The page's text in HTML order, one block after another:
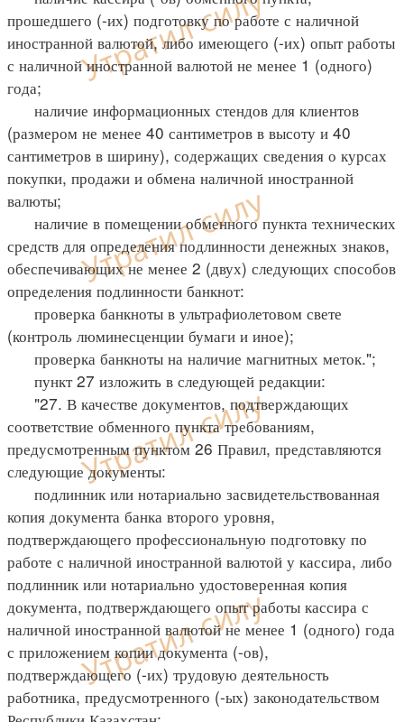
прошедшего (-их) подготовку по работе с наличной
иностранной валютой, либо имеющего (-их) опыт работы
с наличной иностранной валютой не менее 1 (одного)
года;
наличие информационных стендов для клиентов
(размером не менее 40 сантиметров в высоту и 40
сантиметров в ширину), содержащих сведения о курсах
покупки, продажи и обмена наличной иностранной
валюты;
наличие в помещении обменного пункта технических
средств для определения подлинности денежных знаков,
обеспечивающих не менее 2 (двух) следующих способов
определения подлинности банкнот:
проверка банкноты в ультрафиолетовом свете
(контроль люминесценции бумаги и иное);
проверка банкноты на наличие магнитных меток.";
пункт 27 изложить в следующей редакции:
"27. В качестве документов, подтверждающих
соответствие обменного пункта требованиям,
предусмотренным пунктом 26 Правил, представляются
следующие документы:
подлинник или нотариально засвидетельствованная
копия документа банка второго уровня,
подтверждающего профессиональную подготовку по
работе с наличной иностранной валютой у кассира, либо
подлинник или нотариально удостоверенная копия
документа, подтверждающего опыт работы кассира с
наличной иностранной валютой не менее 1 (одного) года
с приложением копии документа (-ов),
подтверждающего (-их) трудовую деятельность
работника, предусмотренного (-ых) законодательством